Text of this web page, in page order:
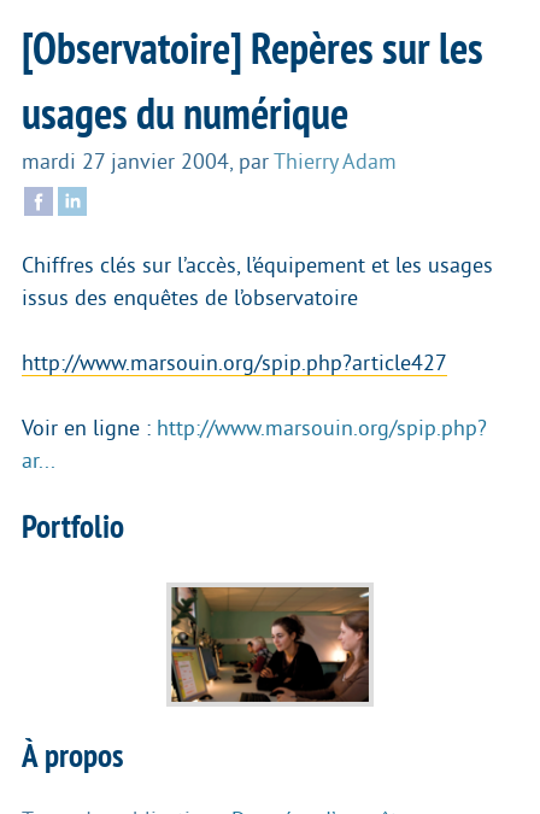
[Observatoire] Repères sur les
usages du numérique
mardi 27 janvier 2004, par Thierry Adam
Chiffres clés sur l’accès, l’équipement et les usages
issus des enquêtes de l’observatoire
http://www.marsouin.org/spip.php?article427
Voir en ligne : http://www.marsouin.org/spip.php?
ar...
Portfolio
À propos